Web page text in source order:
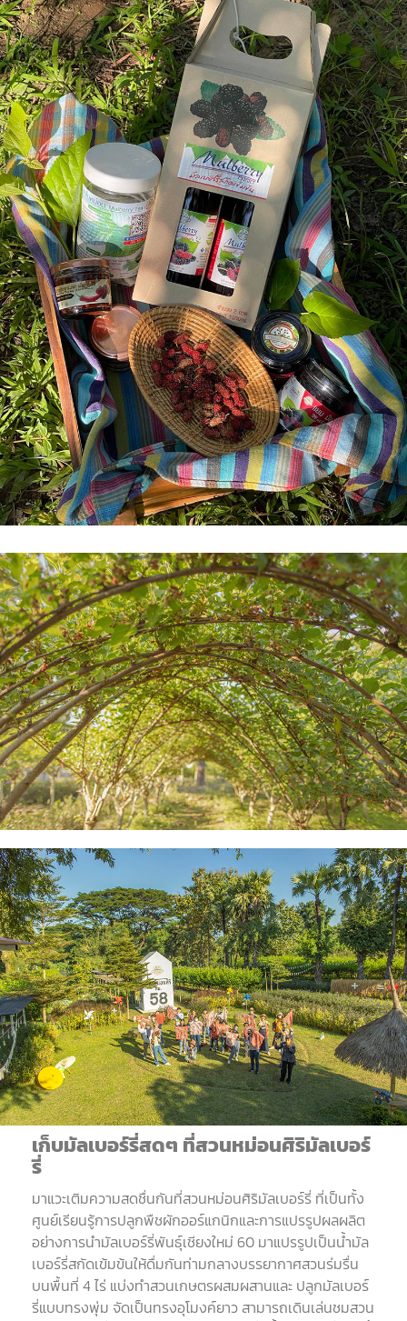
เก็บมัลเบอร์รี่สดๆ ที่สวนหม่อนศิริมัลเบอร์
รี่
มาแวะเติมความสดชื่นกันที่สวนหม่อนศิริมัลเบอร์รี่ ที่เป็นทั้ง
ศูนย์เรียนรู้การปลูกพืชผักออร์แกนิกและการแปรรูปผลผลิต
อย่างการนำมัลเบอร์รี่พันธุ์เชียงใหม่ 60 มาแปรรูปเป็นน้ำมัล
เบอร์รี่สกัดเข้มข้นให้ดื่มกันท่ามกลางบรรยากาศสวนร่มรื่น
บนพื้นที่ 4 ไร่ แบ่งทำสวนเกษตรผสมผสานและ ปลูกมัลเบอร์
รี่แบบทรงพุ่ม จัดเป็นทรงอุโมงค์ยาว สามารถเดินเล่นชมสวน